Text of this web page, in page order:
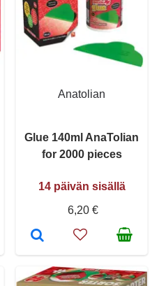
Anatolian
Glue 140ml AnaTolian
for 2000 pieces
14 päivän sisällä
6,20 €